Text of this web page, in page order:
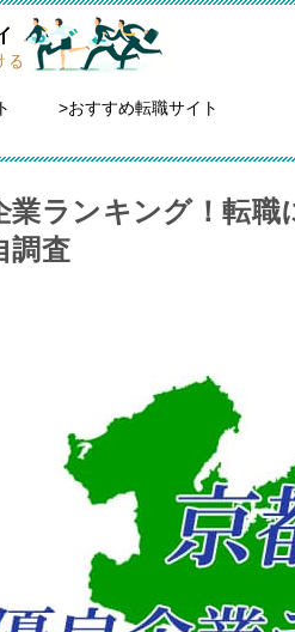
>おすすめ転職サイト
業ランキング！転
調査